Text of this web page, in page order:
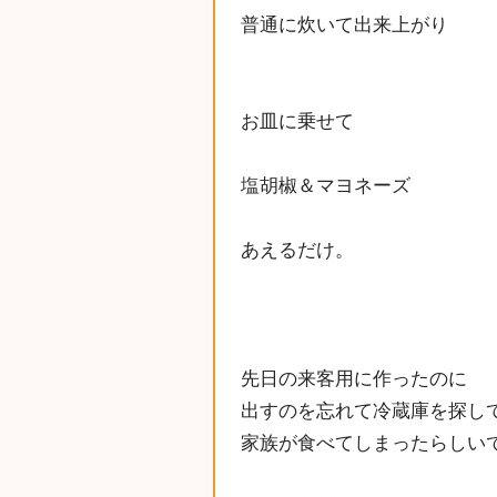
普通に炊いて出来上がり
お皿に乗せて
塩胡椒＆マヨネーズ
あえるだけ。
先日の来客用に作ったのに
出すのを忘れて冷蔵庫を探し
家族が食べてしまったらしい